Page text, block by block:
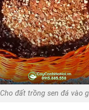
Cho đất trồng sen đá vào